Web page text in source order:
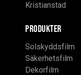
Kristianstad
PRODUKTER
Solskyddsfilm
Säkerhetsfilm
Dekorfilm